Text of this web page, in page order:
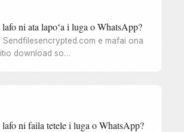
lafo ni ata lapoʻa i luga o WhatsApp?
Sendfilesencrypted.com e mafai ona
download so…
lafo ni faila tetele i luga o WhatsApp?